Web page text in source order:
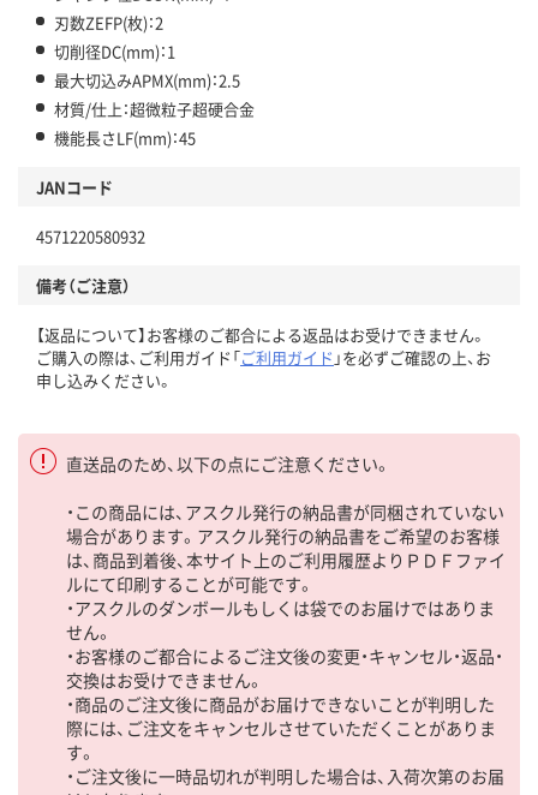
刃数ZEFP(枚)：2
切削径DC(mm)：1
最大切込みAPMX(mm)：2.5
材質/仕上：超微粒子超硬合金
機能長さLF(mm)：45
JANコード
4571220580932
備考（ご注意）
【返品について】お客様のご都合による返品はお受けできません。
ご購入の際は、ご利用ガイド「ご利用ガイド 」を必ずご確認の上、お
申し込みください。
直送品のため、以下の点にご注意ください。
・この商品には、アスクル発行の納品書が同梱されていない
場合があります。アスクル発行の納品書をご希望のお客様
は、商品到着後、本サイト上のご利用履歴よりＰＤＦファイ
ルにて印刷することが可能です。
・アスクルのダンボールもしくは袋でのお届けではありま
せん。
・お客様のご都合によるご注文後の変更・キャンセル・返品・
交換はお受けできません。
・商品のご注文後に商品がお届けできないことが判明した
際には、ご注文をキャンセルさせていただくことがありま
す。
・ご注文後に一時品切れが判明した場合は、入荷次第のお届